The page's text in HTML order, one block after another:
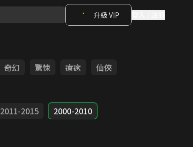
升級 VIP
奇幻 驚悚 療癒
仙俠
2011-2015
2000-2010